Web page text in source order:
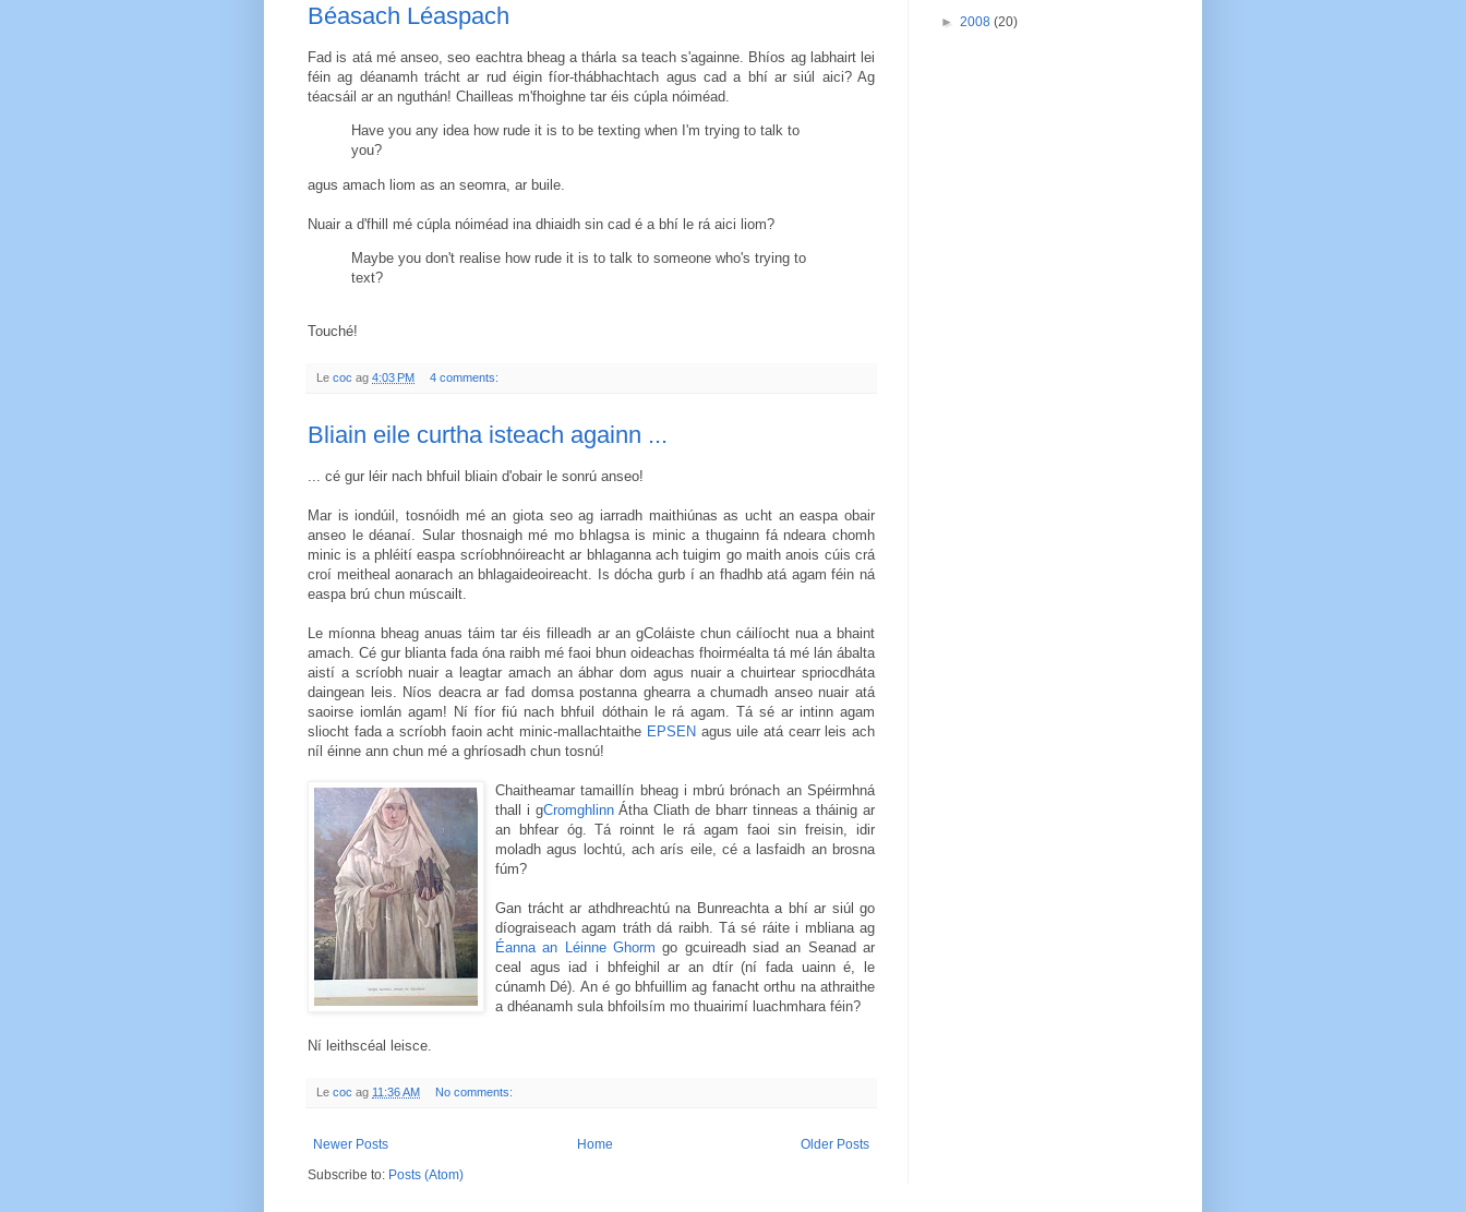
Béasach Léaspach
Fad is atá mé anseo, seo eachtra bheag a thárla sa teach s'againne. Bhíos ag labhairt lei
féin ag déanamh trácht ar rud éigin fíor-thábhachtach agus cad a bhí ar siúl aici? Ag
téacsáil ar an nguthán! Chailleas m'fhoighne tar éis cúpla nóiméad.
Have you any idea how rude it is to be texting when I'm trying to talk to
you?
agus amach liom as an seomra, ar buile.
Nuair a d'fhill mé cúpla nóiméad ina dhiaidh sin cad é a bhí le rá aici liom?
Maybe you don't realise how rude it is to talk to someone who's trying to
text?
Touché!
Le coc ag 4:03 PM 4 comments:
Bliain eile curtha isteach againn ...
... cé gur léir nach bhfuil bliain d'obair le sonrú anseo!
Mar is iondúil, tosnóidh mé an giota seo ag iarradh maithiúnas as ucht an easpa obair
anseo le déanaí. Sular thosnaigh mé mo bhlagsa is minic a thugainn fá ndeara chomh
minic is a phléití easpa scríobhnóireacht ar bhlaganna ach tuigim go maith anois cúis crá
croí meitheal aonarach an bhlagaideoireacht. Is dócha gurb í an fhadhb atá agam féin ná
easpa brú chun múscailt.
Le míonna bheag anuas táim tar éis filleadh ar an gColáiste chun cáilíocht nua a bhaint
amach. Cé gur blianta fada óna raibh mé faoi bhun oideachas fhoirméalta tá mé lán ábalta
aistí a scríobh nuair a leagtar amach an ábhar dom agus nuair a chuirtear spriocdháta
daingean leis. Níos deacra ar fad domsa postanna ghearra a chumadh anseo nuair atá
saoirse iomlán agam! Ní fíor fiú nach bhfuil dóthain le rá agam. Tá sé ar intinn agam
sliocht fada a scríobh faoin acht minic-mallachtaithe EPSEN agus uile atá cearr leis ach
níl éinne ann chun mé a ghríosadh chun tosnú!
Chaitheamar tamaillín bheag i mbrú brónach an Spéirmhná
thall i gCromghlinnÁtha Cliath de bharr tinneas a tháinig ar
an bhfear óg. Tá roinnt le rá agam faoi sin freisin, idir
moladh agus lochtú, ach arís eile, cé a lasfaidh an brosna
fúm?
Gan trácht ar athdhreachtú na Bunreachta a bhí ar siúl go
díograiseach agam tráth dá raibh. Tá sé ráite i mbliana ag
Éanna an Léinne Ghorm go gcuireadh siad an Seanad ar
ceal agus iad i bhfeighil ar an dtír (ní fada uainn é, le
cúnamh Dé). An é go bhfuillim ag fanacht orthu na athraithe
a dhéanamh sula bhfoilsím mo thuairimí luachmhara féin?
Ní leithscéal leisce.
Le coc ag 11:36 AM No comments:
Newer Posts Older Posts
Home
Subscribe to: Posts (Atom)
► 2008 (20)